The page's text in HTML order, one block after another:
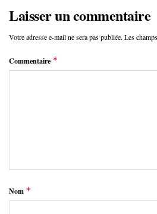
Laisser un commentaire
Votre adresse e-mail ne sera pas publiée. Les
Commentaire *
Nom *